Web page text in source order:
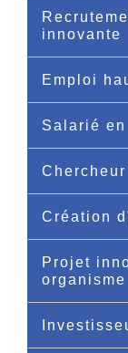
innovante
Emploi
Salarié
Chercheur
Création
Projet